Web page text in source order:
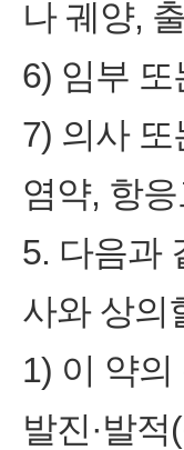
나 궤양,
6) 임부
7) 의사
염약, 항
5. 다음과
사와 상의
1) 이 약
발진·발